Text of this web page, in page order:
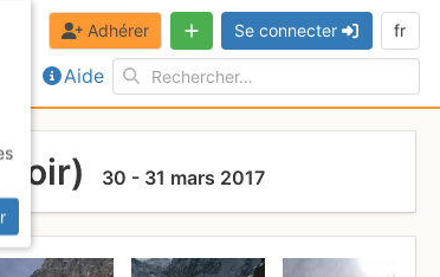
Aide
Adhérer Se connecter fr
30 - 31 mars 2017